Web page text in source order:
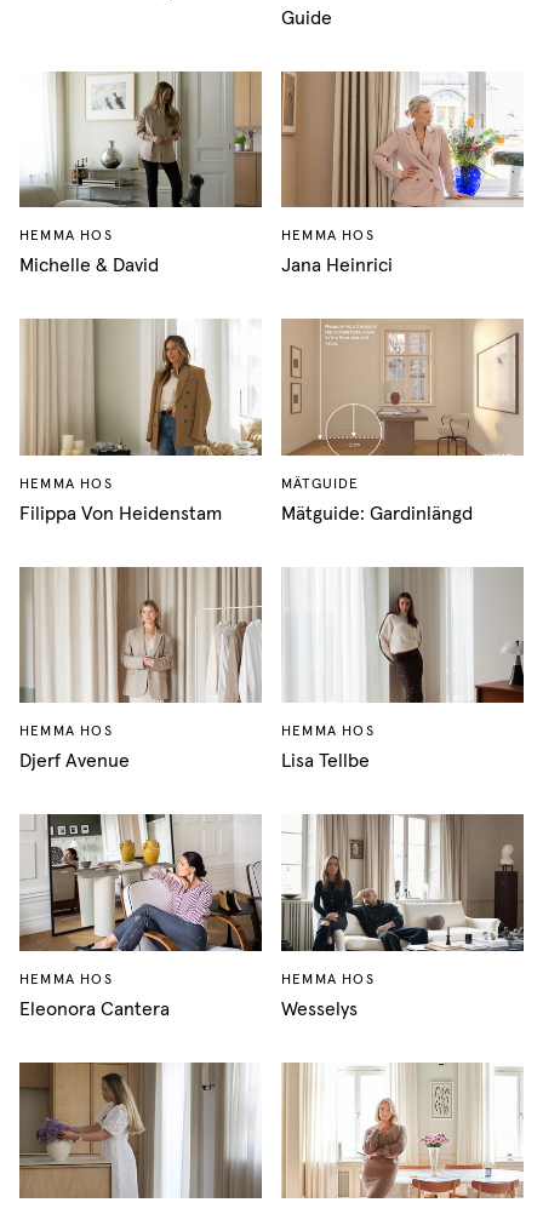
Guide
HEMMA HOS
Michelle & David
HEMMA HOS
Jana Heinrici
HEMMA HOS
Filippa Von Heidenstam
MÄTGUIDE
Mätguide: Gardinlängd
HEMMA HOS
Djerf Avenue
HEMMA HOS
Lisa Tellbe
HEMMA HOS
Eleonora Cantera
HEMMA HOS
Wesselys